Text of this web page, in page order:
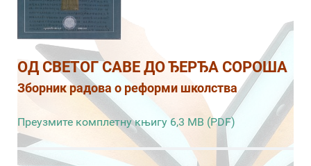
ОД СВЕТОГ САВЕ ДО ЂЕРЂА СОРОША
Зборник радова о реформи школства
Преузмите комплетну књигу 6,3 MB (PDF)